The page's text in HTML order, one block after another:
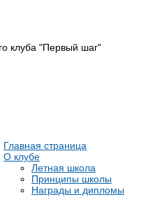
Главная страница
О клубе
Летная школа
Принципы школы
Награды и дипломы